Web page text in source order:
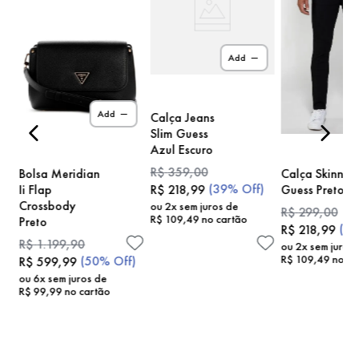
Add
Bolsa Meridian
Ii Flap
Crossbody
Preto
R$1.199,90
R$ 599,99 (50% Off)
ou 6x sem juros de
R$ 99,99no cartão
Add
Calça Jeans
Slim Guess
Azul Escuro
R$359,00
R$ 218,99 (39% Off)
ou2x sem juros de
R$ 109,49no cartão
Calça Skinny
Guess Preto
R$299,00
R$ 218,99 (
ou 2x sem juros
R$ 109,49no